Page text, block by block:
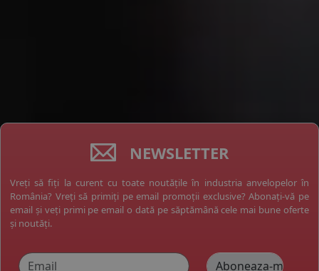
NEWSLETTER
Vreți să fiți la curent cu toate noutățile în industria anvelopelor în
România? Vreți să primiți pe email promoții exclusive? Abonați-vă pe
email și veți primi pe email o dată pe săptămână cele mai bune oferte
și noutăți.